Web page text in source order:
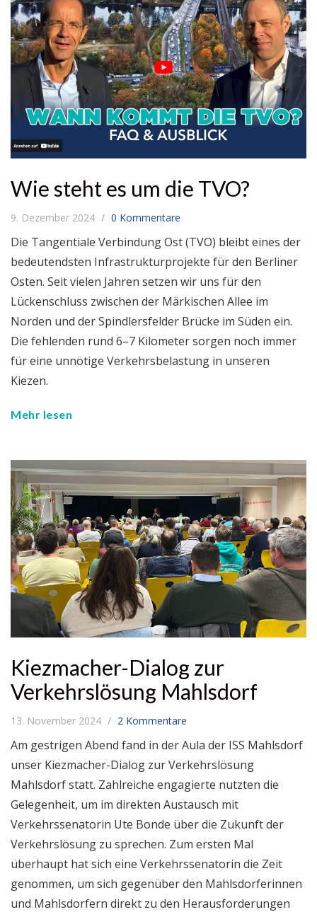
Wie steht es um die TVO?
9. Dezember 2024 0 Kommentare
Die Tangentiale Verbindung Ost (TVO) bleibt eines der
bedeutendsten Infrastrukturprojekte für den Berliner
Osten. Seit vielen Jahren setzen wir uns für den
Lückenschluss zwischen der Märkischen Allee im
Norden und der Spindlersfelder Brücke im Süden ein.
Die fehlenden rund 6–7 Kilometer sorgen noch immer
für eine unnötige Verkehrsbelastung in unseren
Kiezen.
Mehr lesen
Kiezmacher-Dialog zur
Verkehrslösung Mahlsdorf
13. November 2024 2 Kommentare
Am gestrigen Abend fand in der Aula der ISS Mahlsdorf
unser Kiezmacher-Dialog zur Verkehrslösung
Mahlsdorf statt. Zahlreiche engagierte nutzten die
Gelegenheit, um im direkten Austausch mit
Verkehrssenatorin Ute Bonde über die Zukunft der
Verkehrslösung zu sprechen. Zum ersten Mal
überhaupt hat sich eine Verkehrssenatorin die Zeit
genommen, um sich gegenüber den Mahlsdorferinnen
und Mahlsdorfern direkt zu den Herausforderungen